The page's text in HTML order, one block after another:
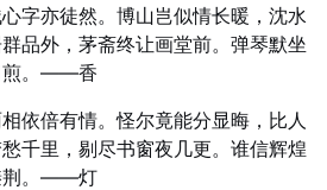
字亦徒然。博山岂似情长暖，沈水
品外，茅斋终让画堂前。弹琴默坐
煎。——香
依倍有情。怪尔竟能分显晦，比人
千里，剔尽书窗夜几更。谁信辉煌
荆。——灯